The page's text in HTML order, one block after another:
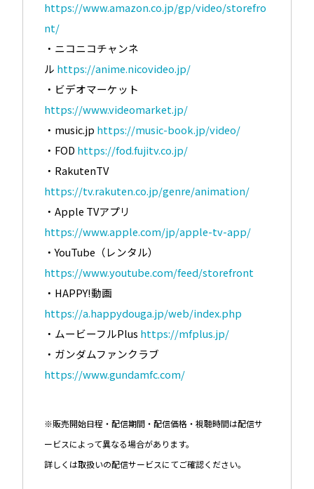
https://www.amazon.co.jp/gp/video/storefro
nt/
・ニコニコチャンネ
ル https://anime.nicovideo.jp/
・ビデオマーケット
https://www.videomarket.jp/
・music.jp https://music-book.jp/video/
・FOD https://fod.fujitv.co.jp/
・RakutenTV
https://tv.rakuten.co.jp/genre/animation/
・Apple TVアプリ
https://www.apple.com/jp/apple-tv-app/
・YouTube（レンタル）
https://www.youtube.com/feed/storefront
・HAPPY!動画
https://a.happydouga.jp/web/index.php
・ムービーフルPlus https://mfplus.jp/
・ガンダムファンクラブ
https://www.gundamfc.com/
※販売開始日程・配信期間・配信価格・視聴時間は配信サ
ービスによって異なる場合があります。
詳しくは取扱いの配信サービスにてご確認ください。